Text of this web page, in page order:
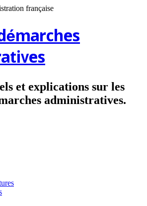
française
et explications sur les
administratives.